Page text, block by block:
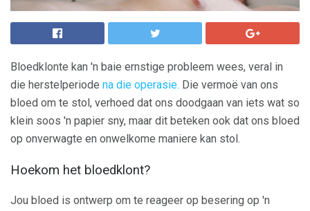
Bloedklonte kan 'n baie ernstige probleem wees, veral in
die herstelperiode na die operasie. Die vermoë van ons
bloed om te stol, verhoed dat ons doodgaan van iets wat so
klein soos 'n papier sny, maar dit beteken ook dat ons bloed
op onverwagte en onwelkome maniere kan stol.
Hoekom het bloedklont?
Jou bloed is ontwerp om te reageer op besering op 'n